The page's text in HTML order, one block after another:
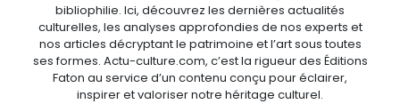
bibliophilie. Ici, découvrez les dernières actualités
culturelles, les analyses approfondies de nos experts et
nos articles décryptant le patrimoine et l’art sous toutes
ses formes. Actu-culture.com, c’est la rigueur des Éditions
Faton au service d’un contenu conçu pour éclairer,
inspirer et valoriser notre héritage culturel.